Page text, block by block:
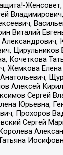
Виталий
Жемкова
Алексей
Сергей
Юрьевна,
Прохоров
Сергей